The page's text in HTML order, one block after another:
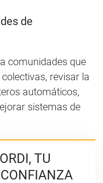
de
comunidades que
revisar la
automáticos,
sistemas de
TU